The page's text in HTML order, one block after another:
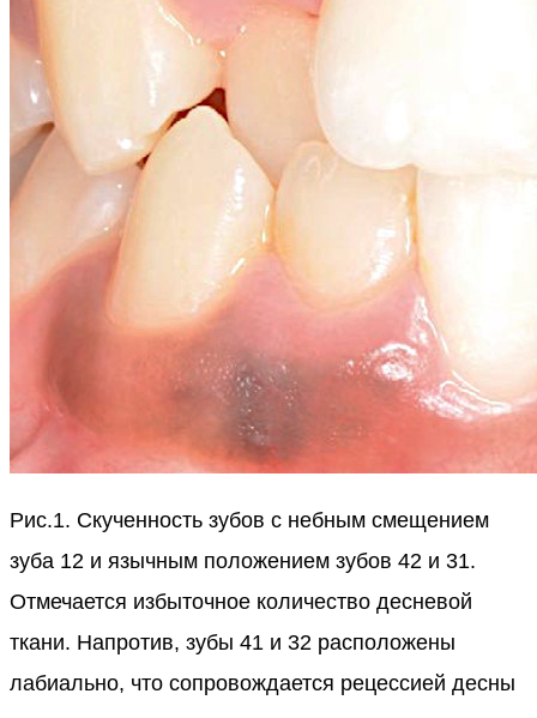
Рис.1. Скученность зубов с небным смещением
зуба 12 и язычным положением зубов 42 и 31.
Отмечается избыточное количество десневой
ткани. Напротив, зубы 41 и 32 расположены
лабиально, что сопровождается рецессией десны